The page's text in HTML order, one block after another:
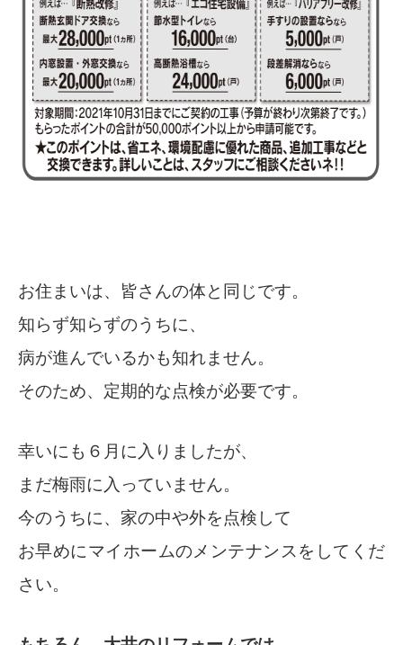
お住まいは、皆さんの体と同じです。
知らず知らずのうちに、
病が進んでいるかも知れません。
そのため、定期的な点検が必要です。
幸いにも６月に入りましたが、
まだ梅雨に入っていません。
今のうちに、家の中や外を点検して
お早めにマイホームのメンテナンスをしてくだ
さい。